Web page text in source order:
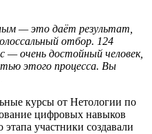
— это даёт результат,
отбор. 124
— очень достойный человек,
этого процесса. Вы
курсы от Нетологии по
цифровых навыков
участники создавали